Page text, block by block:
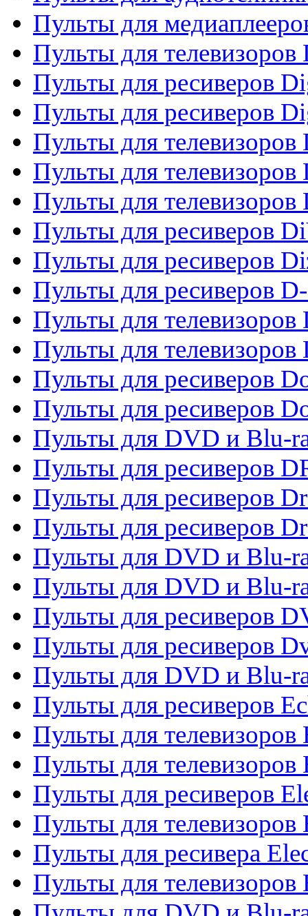
Пульты для
Пульты для телевизоров
Пульты для ресиверов
Пульты для ресиверов
Пульты для
Пульты для
Пульты для телевизоров
Пульты для ресиверов
Пульты для ресиверов
Пульты для ресиверов
Пульты для телевизоров
Пульты для
Пульты для ресиверов
Пульты для ресиверов
Пульты для DVD и Blu-
Пульты для ресиверов
Пульты для ресиверов
Пульты для ресиверов
Пульты для DVD и Blu-
Пульты для DVD и Blu-
Пульты для ресиверов
Пульты для ресиверов
Пульты для DVD и Blu-
Пульты для ресиверов
Пульты для телевизоров
Пульты для телевизоров
Пульты для ресиверов
Пульты для телевизоров
Пульты для ресивера
Пульты для телевизоров